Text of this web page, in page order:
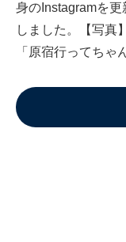
身のInstagramを
しました。【写真
「原宿行ってち